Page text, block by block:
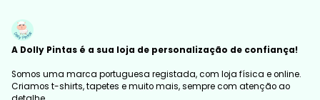
A Dolly Pintas é a sua loja de personalização de confiança!
Somos uma marca portuguesa registada, com loja física e online.
Criamos t-shirts, tapetes e muito mais, sempre com atenção ao